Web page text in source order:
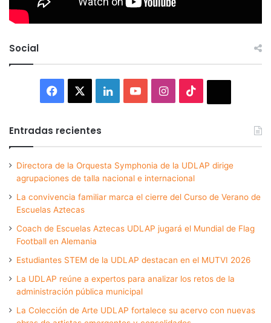
Social
Facebook LinkedInYouTubeInstagram
Entradas recientes
Directora de la Orquesta Symphonia de la UDLAP dirige
agrupaciones de talla nacional e internacional
La convivencia familiar marca el cierre del Curso de Verano de
Escuelas Aztecas
Coach de Escuelas Aztecas UDLAP jugará el Mundial de Flag
Football en Alemania
Estudiantes STEM de la UDLAP destacan en el MUTVI 2026
La UDLAP reúne a expertos para analizar los retos de la
administración pública municipal
La Colección de Arte UDLAP fortalece su acervo con nuevas